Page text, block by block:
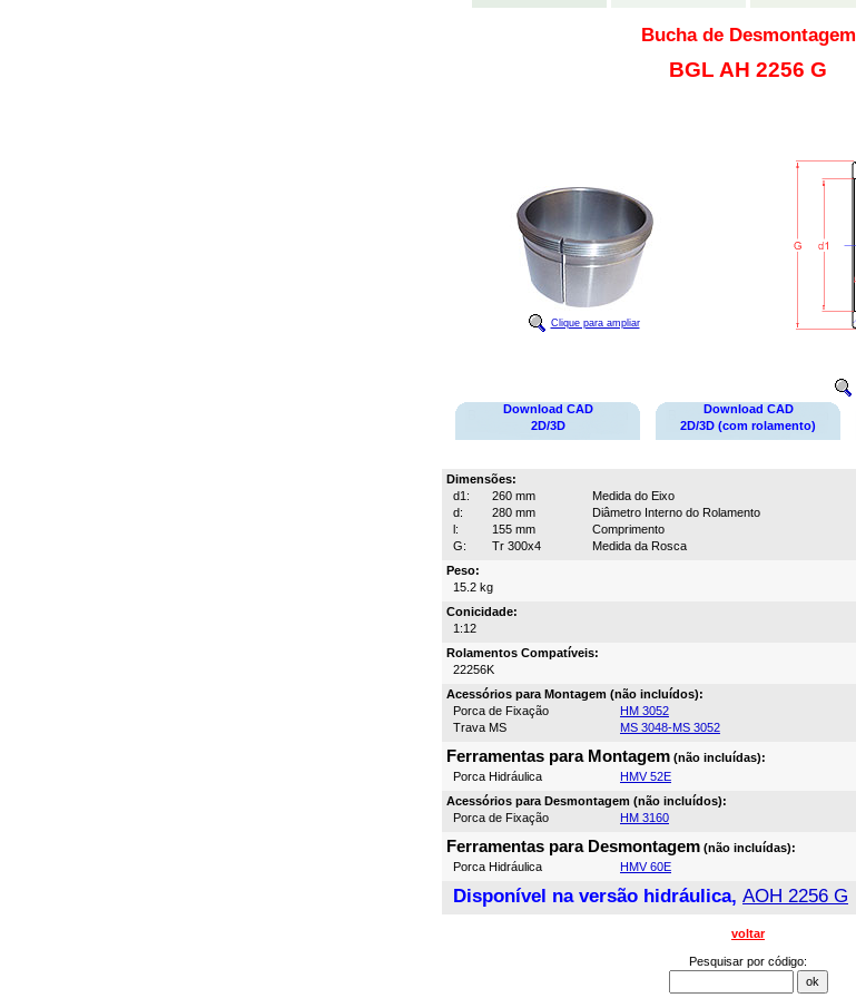
Bucha de Desmontagem
BGL AH 2256 G
Clique para ampliar
Download CAD
2D/3D
Download CAD
2D/3D (com rolamento)
Dimensões:
d1:
260 mm
Medida do Eixo
d:
280 mm
Diâmetro Interno do Rolamento
l:
155 mm
Comprimento
G:
Tr 300x4
Medida da Rosca
Peso:
15.2 kg
Conicidade:
1:12
Rolamentos Compatíveis:
22256K
Acessórios para Montagem (não incluídos):
Porca de Fixação
HM 3052
Trava MS
MS 3048-MS 3052
Ferramentas para Montagem (não incluídas):
Porca Hidráulica
HMV 52E
Acessórios para Desmontagem (não incluídos):
Porca de Fixação
HM 3160
Ferramentas para Desmontagem (não incluídas):
Porca Hidráulica
HMV 60E
Disponível na versão hidráulica, AOH 2256 G
voltar
Pesquisar por código: